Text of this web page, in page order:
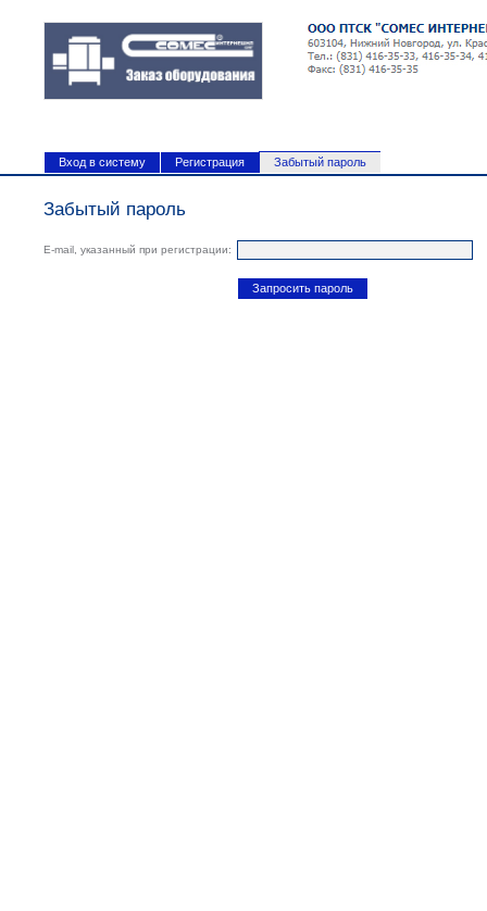
Вход в систему Регистрация Забытый пароль
Забытый пароль
Е-mail, указанный при регистрации:
Запросить пароль